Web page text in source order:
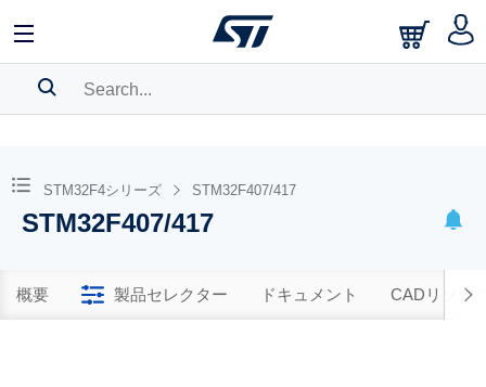
BOOKMARK
Pleaselog into show your saved searches.
STM32F4シリーズ STM32F407/417
STM32F407/417
概要 製品セレクター ドキュメント CADリソー